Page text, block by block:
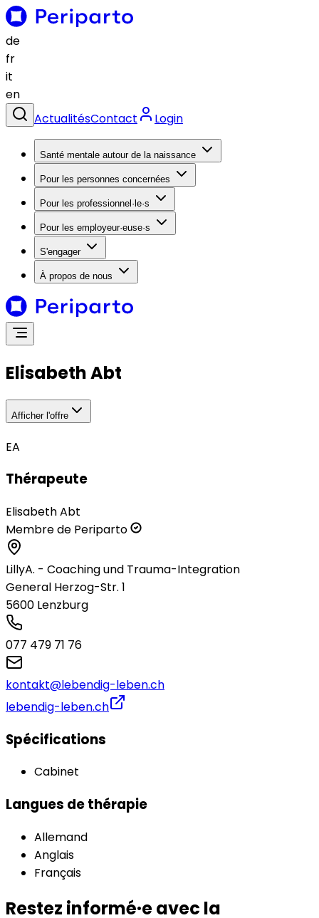
de
fr
it
en
ActualitésContact Login
Santé mentale autour de la naissance
Pour les personnes concernées
Pour les professionnel·le·s
Pour les employeur·euse·s
S'engager
À propos de nous
Elisabeth Abt
Afficher l'offre
EA
Thérapeute
Elisabeth Abt
Membre de Periparto
LillyA. - Coaching und Trauma-Integration
General Herzog-Str. 1
5600 Lenzburg
077 479 71 76
kontakt@lebendig-leben.ch
lebendig-leben.ch
Spécifications
Cabinet
Langues de thérapie
Allemand
Anglais
Français
Restez informé·e avec la